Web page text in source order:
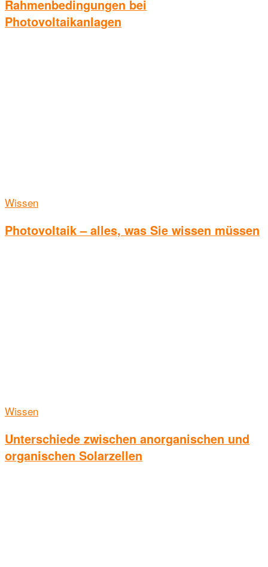
Rahmenbedingungen bei
Photovoltaikanlagen
Wissen
Photovoltaik – alles, was Sie wissen müssen
Wissen
Unterschiede zwischen anorganischen und
organischen Solarzellen